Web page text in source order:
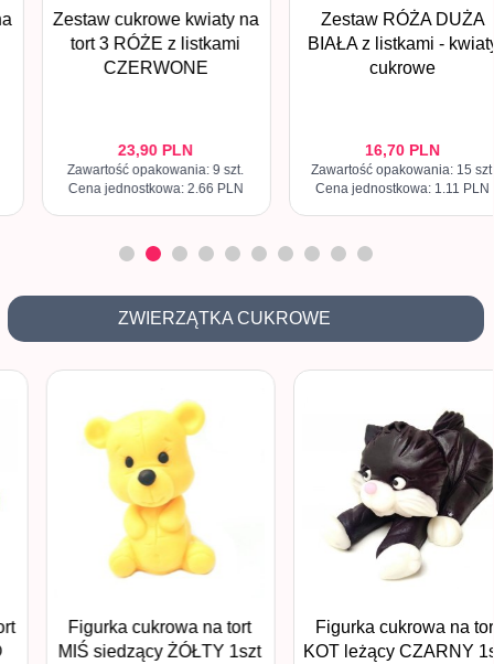
Zestaw cukrowe kwiaty na
tort 3 RÓŻE z listkami
CZERWONE
90 PLN
Zawartość opakowania: 9 szt.
Cena jednostkowa: 2.66 PLN
Zestaw RÓŻA DUŻA
BIAŁA z listkami - kwiaty
cukrowe
70 PLN
Zawartość opakowania: 15 szt.
Cena jednostkowa: 1.11 PLN
ZWIERZĄTKA CUKROWE
Figurka cukrowa na tort
MIŚ siedzący ŻÓŁTY 1szt
Figurka cukrowa na tort
KOT leżący CZARNY 1szt